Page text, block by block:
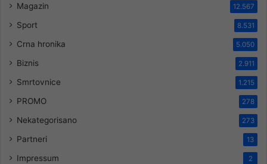
Magazin 12.567
Sport 8.531
Crna hronika 5.050
Biznis 2.911
Smrtovnice 1.215
PROMO 278
Nekategorisano 273
Partneri 13
Impressum 2